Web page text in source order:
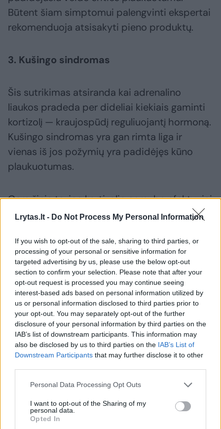
Lrytas.lt - Do Not Process My Personal Information
If you wish to opt-out of the sale, sharing to third parties, or
processing of your personal or sensitive information for
targeted advertising by us, please use the below opt-out
section to confirm your selection. Please note that after your
opt-out request is processed you may continue seeing
interest-based ads based on personal information utilized by
us or personal information disclosed to third parties prior to
your opt-out. You may separately opt-out of the further
disclosure of your personal information by third parties on the
IAB’s list of downstream participants. This information may
also be disclosed by us to third parties on the IAB’s List of
Downstream Participants that may further disclose it to other
Personal Data Processing Opt Outs
I want to opt-out of the Sharing of my
personal data.
Opted In
Būtent šiam simptomui palengvinti ekspertai
rekomenduoja atsisakyti pieno produktų.
3. Kušingo sindromas
Šis sutrikimas atsiranda kai adrenalino
liaukos pradeda per dideliai kiekiais gaminti
kortizolį — kraujospūdį reguliuojantį hormoną.
Kušingo sindromas yra gan rimta liga ir
vienas iš jos požymių yra padidėjęs kūno
plaukuotumas.
Gera žinia ta, jog kortizolio gamybą efektyviai
sumažinti gali vaistai, operacijos ar gydymas
4. Medikamentai
Vakarų pasaulyje pamėgta hormoninė
kontracepcija taip pat gali sukelti hirsutizmą.
Ypač dažnai moterys, naudojančios tokias
priemones, skundžiasi smakro srityje
atsiradusiais plaukeliais. Tokius nemalonumus
taip pat gali sukelti ir sportininkų naudojami
steroidai.
5. Genetika